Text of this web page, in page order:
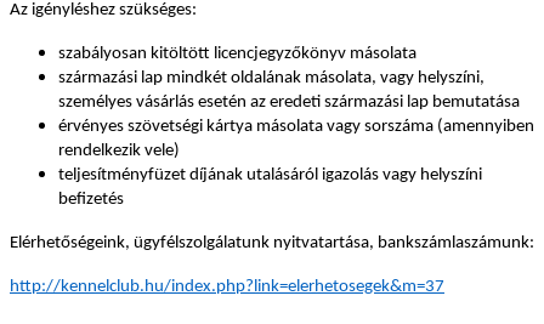
Az igényléshez szükséges:
szabályosan kitöltött licencjegyzőkönyv másolata
származási lap mindkét oldalának másolata, vagy helyszíni,
személyes vásárlás esetén az eredeti származási lap bemutatása
érvényes szövetségi kártya másolata vagy sorszáma (amennyiben
rendelkezik vele)
teljesítményfüzet díjának utalásáról igazolás vagy helyszíni
befizetés
Elérhetőségeink, ügyfélszolgálatunk nyitvatartása, bankszámlaszámunk:
http://kennelclub.hu/index.php?link=elerhetosegek&m=37